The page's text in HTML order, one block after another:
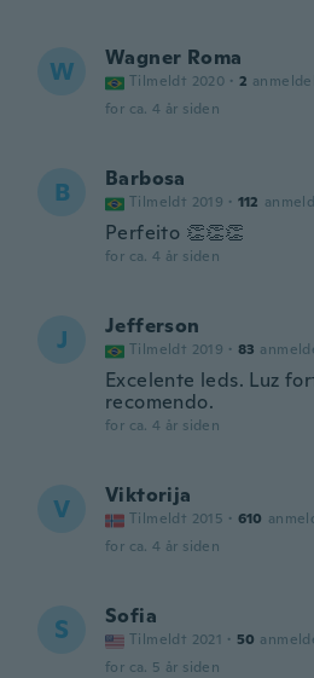
W Wagner Roma
Tilmeldt 2020 · 2
for ca. 4 år siden
B Barbosa
Tilmeldt 2019 · 112
Perfeito 👏👏👏
for ca. 4 år siden
J Jefferson
Tilmeldt 2019 · 83
Excelente leds. Luz
recomendo.
for ca. 4 år siden
V Viktorija
Tilmeldt 2015 · 610
for ca. 4 år siden
S Sofia
Tilmeldt 2021 · 50
for ca. 5 år siden